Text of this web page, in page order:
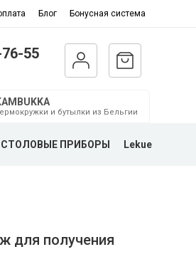
Блог Бонусная система
55
и бутылки из Бельгии
СТОЛОВЫЕ ПРИБОРЫ Lekue
для получения